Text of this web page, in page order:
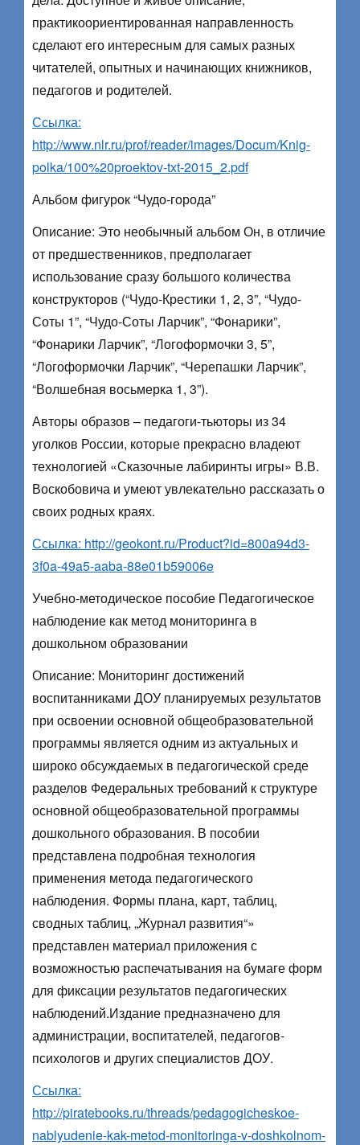
практикоориентированная направленность
сделают его интересным для самых разных
читателей, опытных и начинающих книжников,
педагогов и родителей.
Ссылка:
http://www.nlr.ru/prof/reader/images/Docum/Knig-
polka/100%20proektov-txt-2015_2.pdf
Альбом фигурок “Чудо-города”
Описание: Это необычный альбом Он, в отличие
от предшественников, предполагает
использование сразу большого количества
конструкторов (“Чудо-Крестики 1, 2, 3”, “Чудо-
Соты 1”, “Чудо-Соты Ларчик”, “Фонарики”,
“Фонарики Ларчик”, “Логоформочки 3, 5”,
“Логоформочки Ларчик”, “Черепашки Ларчик”,
“Волшебная восьмерка 1, 3”).
Авторы образов – педагоги-тьюторы из 34
уголков России, которые прекрасно владеют
технологией «Сказочные лабиринты игры» В.В.
Воскобовича и умеют увлекательно рассказать о
своих родных краях.
Ссылка: http://geokont.ru/Product?id=800a94d3-
3f0a-49a5-aaba-88e01b59006e
Учебно-методическое пособие Педагогическое
наблюдение как метод мониторинга в
дошкольном образовании
Описание: Мониторинг достижений
воспитанниками ДОУ планируемых результатов
при освоении основной общеобразовательной
программы является одним из актуальных и
широко обсуждаемых в педагогической среде
разделов Федеральных требований к структуре
основной общеобразовательной программы
дошкольного образования. В пособии
представлена подробная технология
применения метода педагогического
наблюдения. Формы плана, карт, таблиц,
сводных таблиц, „Журнал развития“»
представлен материал приложения с
возможностью распечатывания на бумаге форм
для фиксации результатов педагогических
наблюдений.Издание предназначено для
администрации, воспитателей, педагогов-
психологов и других специалистов ДОУ.
Ссылка:
http://piratebooks.ru/threads/pedagogicheskoe-
nablyudenie-kak-metod-monitoringa-v-doshkolnom-